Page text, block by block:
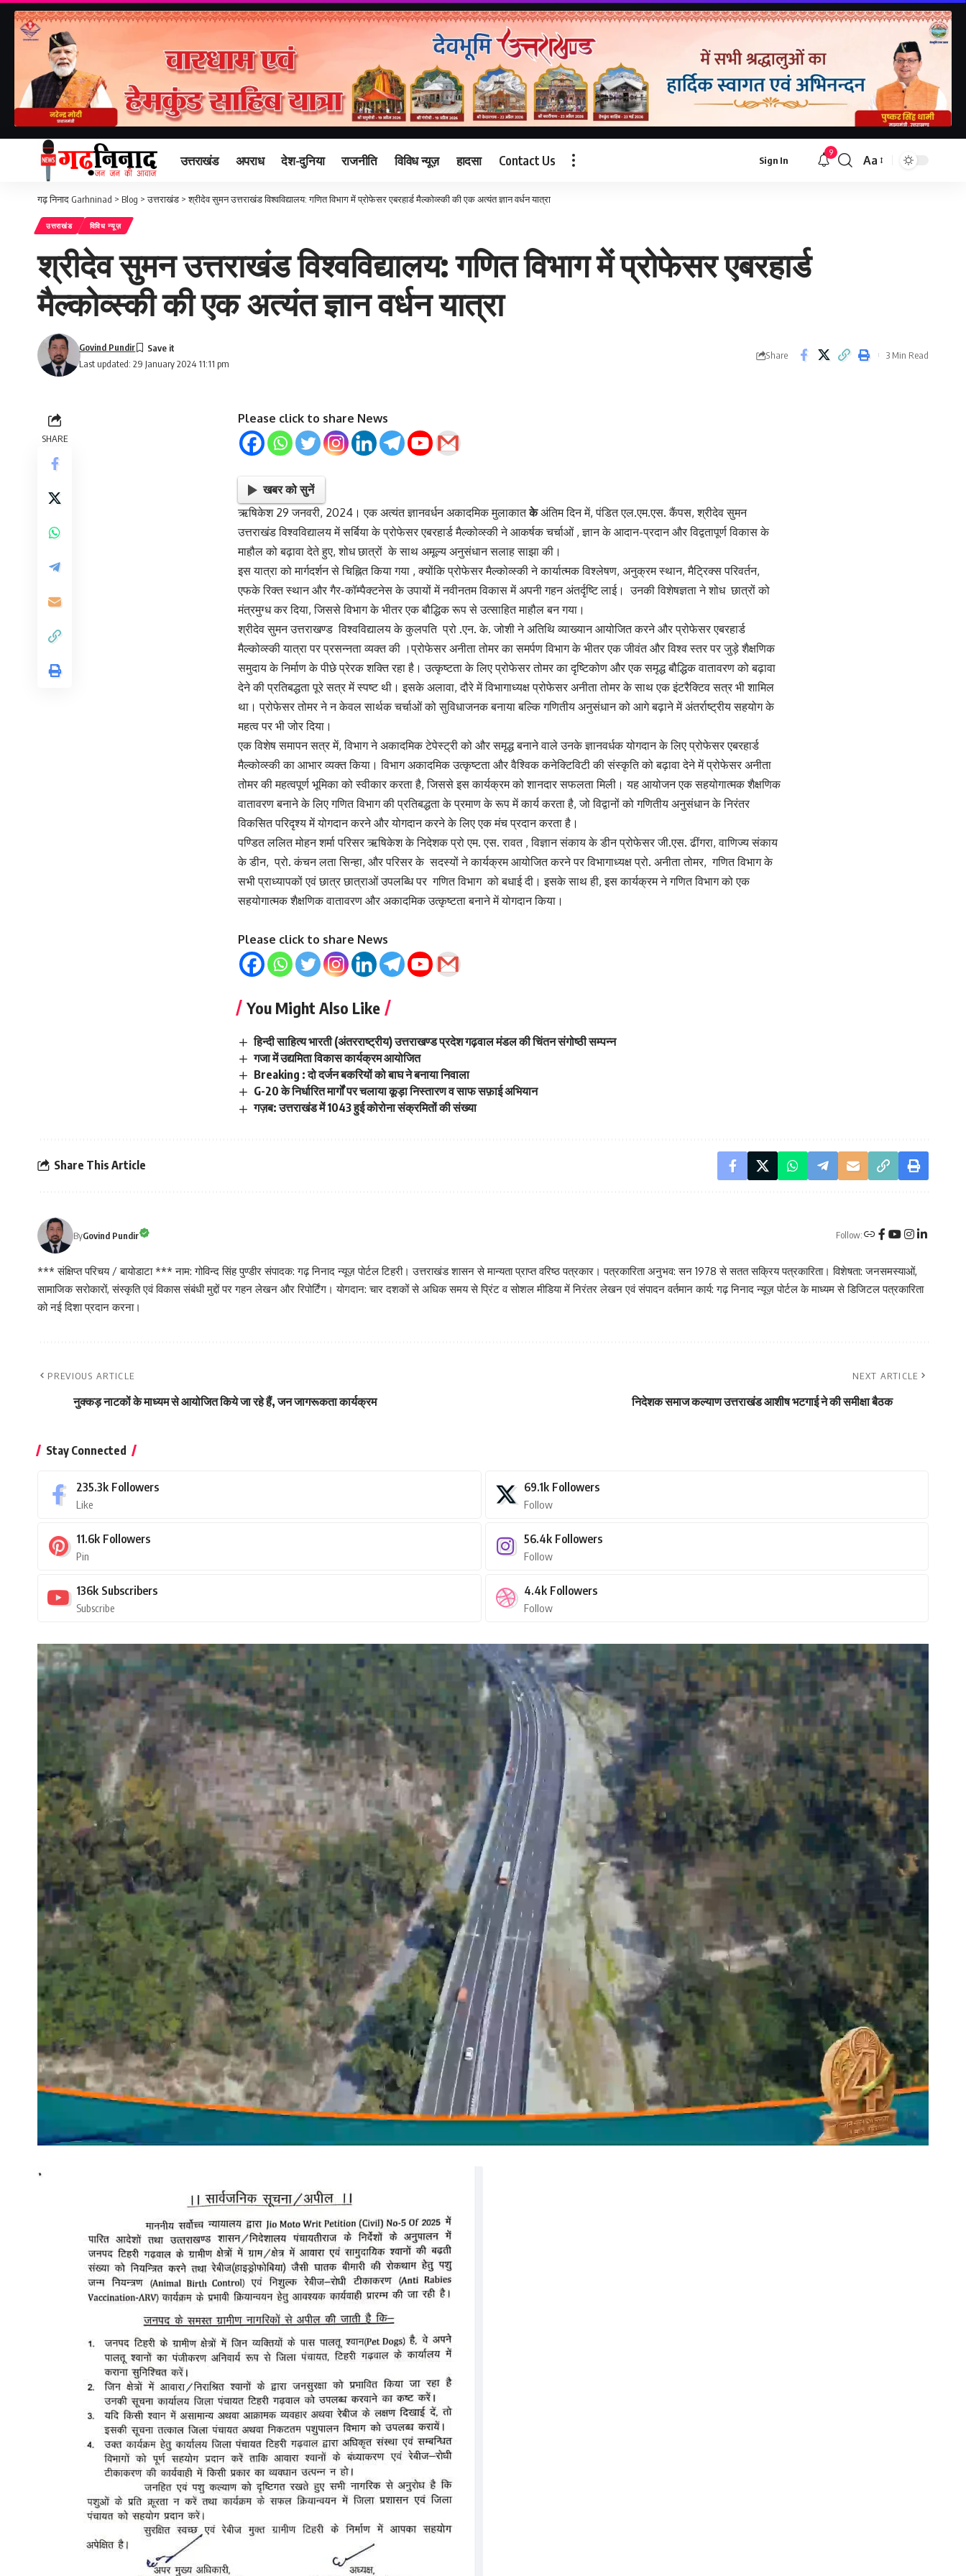
उत्तराखंड अपराध देश-दुनिया राजनीति विविध न्यूज़ हादसा Contact Us Sign In
9
Font
Aa
गढ़ निनाद Garhninad > Blog >उत्तराखंड >श्रीदेव सुमन उत्तराखंड विश्वविद्यालय: गणित विभाग में प्रोफेसर एबरहार्ड मैल्कोव्स्की की एक अत्यंत ज्ञान वर्धन यात्रा
उत्तराखंड विविध न्यूज़
श्रीदेव सुमन उत्तराखंड विश्वविद्यालय: गणित विभाग में प्रोफेसर एबरहार्ड
मैल्कोव्स्की की एक अत्यंत ज्ञान वर्धन यात्रा
Last updated: 29 January 2024 11:11 pm
Govind Pundir
Share 3 Min Read
SHARE
Please click to share News
खबर को सुनें
ऋषिकेश 29 जनवरी, 2024। एक अत्यंत ज्ञानवर्धन अकादमिक मुलाकातकेअंतिम दिन में, पंडित एल.एम.एस. कैंपस, श्रीदेव सुमन
उत्तराखंड विश्वविद्यालय में सर्बिया के प्रोफेसर एबरहार्ड मैल्कोव्स्की ने आकर्षक चर्चाओं , ज्ञान के आदान-प्रदान और विद्वतापूर्ण विकास के
माहौल को बढ़ावा देते हुए, शोध छात्रों के साथ अमूल्य अनुसंधान सलाह साझा की।
इस यात्रा को मार्गदर्शन से चिह्नित किया गया , क्योंकि प्रोफेसर मैल्कोव्स्की ने कार्यात्मक विश्लेषण, अनुक्रम स्थान, मैट्रिक्स परिवर्तन,
एफके रिक्त स्थान और गैर-कॉम्पैक्टनेस के उपायों में नवीनतम विकास में अपनी गहन अंतर्दृष्टि लाई। उनकी विशेषज्ञता ने शोध छात्रों को
मंत्रमुग्ध कर दिया, जिससे विभाग के भीतर एक बौद्धिक रूप से उत्साहित माहौल बन गया।
श्रीदेव सुमन उत्तराखण्ड विश्वविद्यालय के कुलपति प्रो .एन. के. जोशी ने अतिथि व्याख्यान आयोजित करने और प्रोफेसर एबरहार्ड
मैल्कोव्स्की यात्रा पर प्रसन्नता व्यक्त की ।प्रोफेसर अनीता तोमर का समर्पण विभाग के भीतर एक जीवंत और विश्व स्तर पर जुड़े शैक्षणिक
समुदाय के निर्माण के पीछे प्रेरक शक्ति रहा है। उत्कृष्टता के लिए प्रोफेसर तोमर का दृष्टिकोण और एक समृद्ध बौद्धिक वातावरण को बढ़ावा
देने की प्रतिबद्धता पूरे सत्र में स्पष्ट थी। इसके अलावा, दौरे में विभागाध्यक्ष प्रोफेसर अनीता तोमर के साथ एक इंटरैक्टिव सत्र भी शामिल
था। प्रोफेसर तोमर ने न केवल सार्थक चर्चाओं को सुविधाजनक बनाया बल्कि गणितीय अनुसंधान को आगे बढ़ाने में अंतर्राष्ट्रीय सहयोग के
महत्व पर भी जोर दिया।
एक विशेष समापन सत्र में, विभाग ने अकादमिक टेपेस्ट्री को और समृद्ध बनाने वाले उनके ज्ञानवर्धक योगदान के लिए प्रोफेसर एबरहार्ड
मैल्कोव्स्की का आभार व्यक्त किया। विभाग अकादमिक उत्कृष्टता और वैश्विक कनेक्टिविटी की संस्कृति को बढ़ावा देने में प्रोफेसर अनीता
तोमर की महत्वपूर्ण भूमिका को स्वीकार करता है, जिससे इस कार्यक्रम को शानदार सफलता मिली। यह आयोजन एक सहयोगात्मक शैक्षणिक
वातावरण बनाने के लिए गणित विभाग की प्रतिबद्धता के प्रमाण के रूप में कार्य करता है, जो विद्वानों को गणितीय अनुसंधान के निरंतर
विकसित परिदृश्य में योगदान करने और योगदान करने के लिए एक मंच प्रदान करता है।
पण्डित ललित मोहन शर्मा परिसर ऋषिकेश के निदेशक प्रो एम. एस. रावत , विज्ञान संकाय के डीन प्रोफेसर जी.एस. ढींगरा, वाणिज्य संकाय
के डीन, प्रो. कंचन लता सिन्हा, और परिसर के सदस्यों ने कार्यक्रम आयोजित करने पर विभागाध्यक्ष प्रो. अनीता तोमर, गणित विभाग के
सभी प्राध्यापकों एवं छात्र छात्राओं उपलब्धि पर गणित विभाग को बधाई दी। इसके साथ ही, इस कार्यक्रम ने गणित विभाग को एक
सहयोगात्मक शैक्षणिक वातावरण और अकादमिक उत्कृष्टता बनाने में योगदान किया।
Please click to share News
You Might Also Like
हिन्दी साहित्य भारती (अंतरराष्ट्रीय) उत्तराखण्ड प्रदेश गढ़वाल मंडल की चिंतन संगोष्ठी सम्पन्न
गजा में उद्यमिता विकास कार्यक्रम आयोजित
Breaking : दो दर्जन बकरियों को बाघ ने बनाया निवाला
G-20 के निर्धारित मार्गों पर चलाया कूड़ा निस्तारण व साफ सफ़ाई अभियान
गज़ब: उत्तराखंड में 1043 हुई कोरोना संक्रमितों की संख्या
Share This Article
ByGovind Pundir Follow:
*** संक्षिप्त परिचय / बायोडाटा *** नाम: गोविन्द सिंह पुण्डीर संपादक: गढ़ निनाद न्यूज़ पोर्टल टिहरी। उत्तराखंड शासन से मान्यता प्राप्त वरिष्ठ पत्रकार। पत्रकारिता अनुभव: सन 1978 से सतत सक्रिय पत्रकारिता। विशेषता: जनसमस्याओं,
सामाजिक सरोकारों, संस्कृति एवं विकास संबंधी मुद्दों पर गहन लेखन और रिपोर्टिंग। योगदान: चार दशकों से अधिक समय से प्रिंट व सोशल मीडिया में निरंतर लेखन एवं संपादन वर्तमान कार्य: गढ़ निनाद न्यूज़ पोर्टल के माध्यम से डिजिटल पत्रकारिता
को नई दिशा प्रदान करना।
PREVIOUS ARTICLE
नुक्कड़ नाटकों के माध्यम से आयोजित किये जा रहे हैं, जन जागरूकता कार्यक्रम
NEXT ARTICLE
निदेशक समाज कल्याण उत्तराखंड आशीष भटगाई ने की समीक्षा बैठक
Stay Connected
235.3k Followers
Like
69.1k Followers
Follow
11.6k Followers
Pin
56.4k Followers
Follow
136k Subscribers
Subscribe
4.4k Followers
Follow